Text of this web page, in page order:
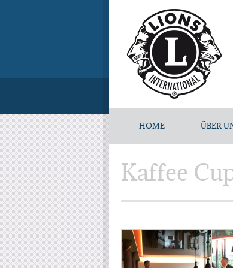
HOME ÜBER
Kaffee